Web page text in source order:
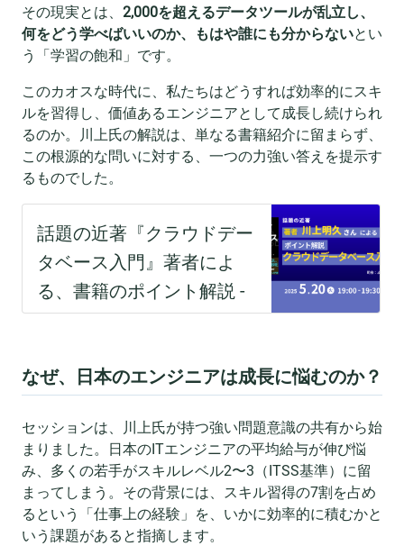
その現実とは、 2,000を超えるデータツールが乱立し、
何をどう学べばいいのか、もはや誰にも分からないとい
う「学習の飽和」です。
このカオスな時代に、私たちはどうすれば効率的にスキ
ルを習得し、価値あるエンジニアとして成長し続けられ
るのか。川上氏の解説は、単なる書籍紹介に留まらず、
この根源的な問いに対する、一つの力強い答えを提示す
るものでした。
なぜ、日本のエンジニアは成長に悩むのか？
セッションは、川上氏が持つ強い問題意識の共有から始
まりました。日本のITエンジニアの平均給与が伸び悩
み、多くの若手がスキルレベル2〜3（ITSS基準）に留
まってしまう。その背景には、スキル習得の7割を占め
るという「仕事上の経験」を、いかに効率的に積むかと
いう課題があると指摘します。